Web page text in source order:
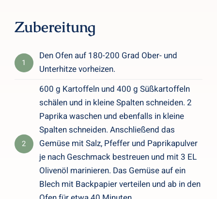
Zubereitung
1
Den Ofen auf 180-200 Grad Ober- und
Unterhitze vorheizen.
2
600 g Kartoffeln und 400 g Süßkartoffeln
schälen und in kleine Spalten schneiden. 2
Paprika waschen und ebenfalls in kleine
Spalten schneiden. Anschließend das
Gemüse mit Salz, Pfeffer und Paprikapulver
je nach Geschmack bestreuen und mit 3 EL
Olivenöl marinieren. Das Gemüse auf ein
Blech mit Backpapier verteilen und ab in den